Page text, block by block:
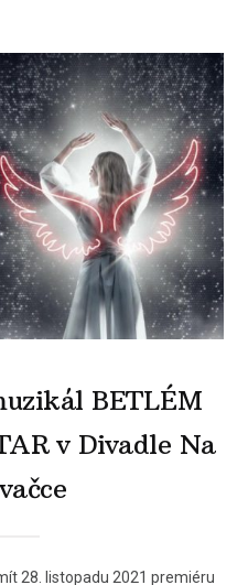
BETLÉM
v Divadle Na
28. listopadu 2021 premiéru